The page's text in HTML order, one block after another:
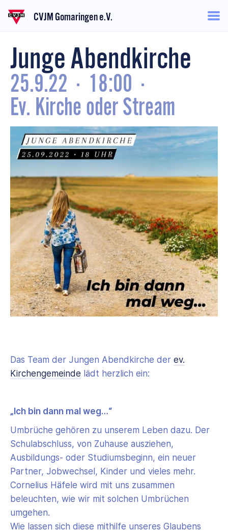
CVJM Gomaringen e.V.
Junge Abendkirche
25.9.22 · 18:00 ·
Ev. Kirche oder Stream
Das Team der Jungen Abendkirche der ev.
Kirchengemeinde lädt herzlich ein:
„Ich bin dann mal weg…“
Umbrüche gehören zu unserem Leben dazu. Der
Schulabschluss, von Zuhause ausziehen,
Ausbildungs- oder Studiumsbeginn, ein neuer
Partner, Jobwechsel, Kinder und vieles mehr.
Cornelius Häfele wird mit uns zusammen
beleuchten, wie wir mit solchen Umbrüchen
umgehen.
Wie lassen sich diese mithilfe unseres Glaubens